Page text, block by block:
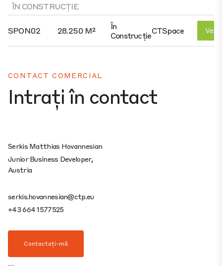
ÎN CONSTRUCȚIE
SPON02 28.250 M²
În
ConstrucțieCTSpace Vezi
CONTACT COMERCIAL
Intrați în contact
Serkis Matthias Hovannesian
Junior Business Developer,
Austria
serkis.hovannesian@ctp.eu
+43 664 1577525
Contactați-mă